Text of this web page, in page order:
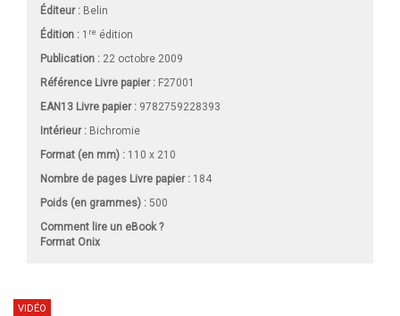
Éditeur : Belin
Édition : 1 re édition
Publication : 22 octobre 2009
Référence Livre papier : F27001
EAN13 Livre papier : 9782759228393
Intérieur : Bichromie
Format (en mm) : 110 x 210
Nombre de pages Livre papier: 184
Poids (en grammes) : 500
Comment lire un eBook ?
Format Onix
VIDÉO